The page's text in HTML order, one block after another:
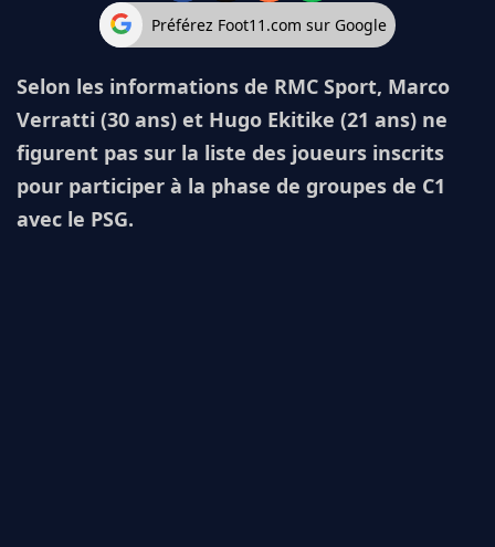
Préférez Foot11.com sur Google
Selon les informations de RMC Sport, Marco
Verratti (30 ans) et Hugo Ekitike (21 ans) ne
figurent pas sur la liste des joueurs inscrits
pour participer à la phase de groupes de C1
avec le PSG.